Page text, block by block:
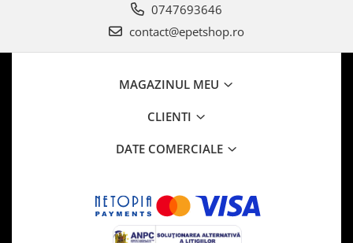
0747693646
contact@epetshop.ro
MAGAZINUL MEU
CLIENTI
DATE COMERCIALE